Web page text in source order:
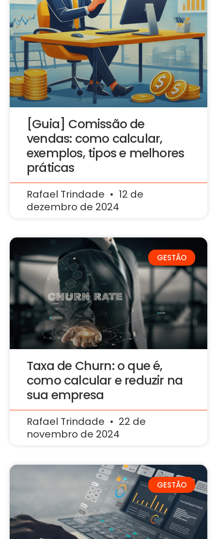
[Guia] Comissão de
vendas: como calcular,
exemplos, tipos e melhores
práticas
Rafael Trindade
12 de
dezembro de 2024
GESTÃO
Taxa de Churn: o que é,
como calcular e reduzir na
sua empresa
Rafael Trindade
22 de
novembro de 2024
GESTÃO